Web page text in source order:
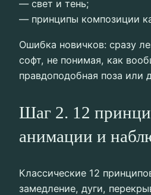
— свет и тень;
— принципы композиции
Ошибка новичков: сразу
софт, не понимая, как
правдоподобная поза или
Шаг 2. 12
анимации и
Классические 12
замедление, дуги,